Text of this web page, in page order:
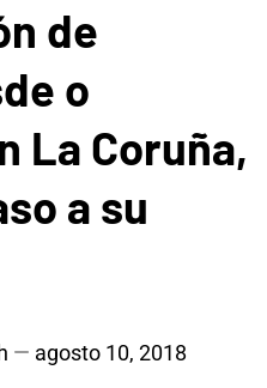
de
o
La Coruña,
a su
agosto 10, 2018